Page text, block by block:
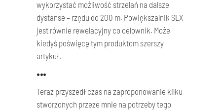
wykorzystać możliwość strzelań na dalsze
dystanse – rzędu do 200 m. Powiększalnik SLX
jest równie rewelacyjny co celownik. Może
kiedyś poświęcę tym produktom szerszy
artykuł.
•••
Teraz przyszedł czas na zaproponowanie kilku
stworzonych przeze mnie na potrzeby tego